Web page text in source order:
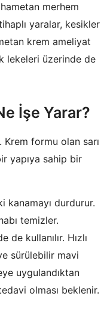
merhem
yaralar, kesikler
krem ameliyat
lekeleri üzerinde de
İşe Yarar?
formu olan sarı
yapıya sahip bir
kanamayı durdurur.
temizler.
de kullanılır. Hızlı
sürülebilir mavi
uygulandıktan
olması beklenir.